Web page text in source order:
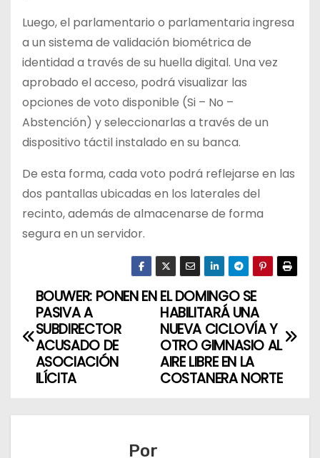
Luego, el parlamentario o parlamentaria ingresa
a un sistema de validación biométrica de
identidad a través de su huella digital. Una vez
aprobado el acceso, podrá visualizar las
opciones de voto disponible (Si – No –
Abstención) y seleccionarlas a través de un
dispositivo táctil instalado en su banca.
De esta forma, cada voto podrá reflejarse en las
dos pantallas ubicadas en los laterales del
recinto, además de almacenarse de forma
segura en un servidor.
N
a
g
EL DOMINGO SE
HABILITARÁ UNA
NUEVA CICLOVÍA Y
OTRO GIMNASIO AL
AIRE LIBRE EN LA
COSTANERA NORTE
BOUWER: PONEN EN
PASIVA A
SUBDIRECTOR
ACUSADO DE
ASOCIACIÓN
ILÍCITA
Por